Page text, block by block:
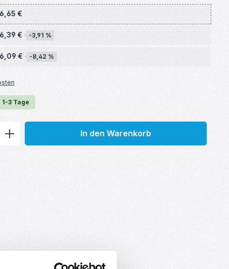
6,65 €
6,39 € -3,91 %
6,09 € -8,42 %
3 Tage
den gewünschten Wert ein oder
In den Warenkorb